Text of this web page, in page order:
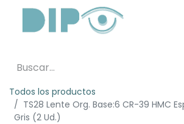
Todos los productos
TS28 Lente Org. Base:6 CR-39 HMC
Gris (2 Ud.)